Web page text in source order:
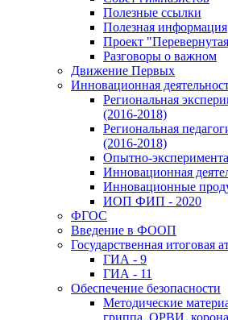
Полезные ссылки
Полезная информация
Проект
Разговоры о важном
Движение Первых
Инновационная
Региональная
(2016-2018)
Региональная
(2016-2018)
Опытно-
Инновационная
Инновационные
ИОП ФИП - 2020
ФГОС
Введение в ФООП
Государственная итоговая
ГИА - 9
ГИА - 11
Обеспечение безопасности
Методические
гриппа, ОРВИ,